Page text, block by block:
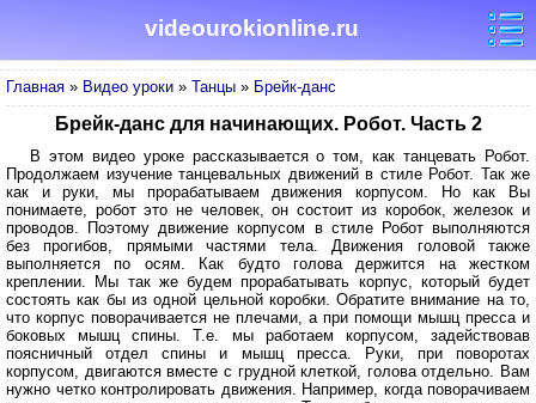
videourokionline.ru
Главная » Видео уроки » Танцы » Брейк-данс
Брейк-данс для начинающих. Робот. Часть 2
В этом видео уроке рассказывается о том, как танцевать Робот.
Продолжаем изучение танцевальных движений в стиле Робот. Так же
как и руки, мы прорабатываем движения корпусом. Но как Вы
понимаете, робот это не человек, он состоит из коробок, железок и
проводов. Поэтому движение корпусом в стиле Робот выполняются
без прогибов, прямыми частями тела. Движения головой также
выполняется по осям. Как будто голова держится на жестком
креплении. Мы так же будем прорабатывать корпус, который будет
состоять как бы из одной цельной коробки. Обратите внимание на то,
что корпус поворачивается не плечами, а при помощи мышц пресса и
боковых мышц спины. Т.е. мы работаем корпусом, задействовав
поясничный отдел спины и мышц пресса. Руки, при поворотах
корпусом, двигаются вместе с грудной клеткой, голова отдельно. Вам
нужно четко контролировать движения. Например, когда поворачиваем